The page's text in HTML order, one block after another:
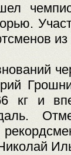
кг и